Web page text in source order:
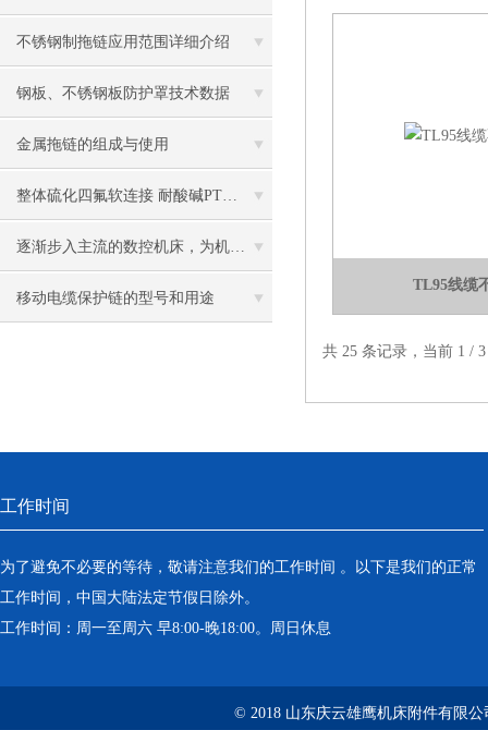
不锈钢制拖链应用范围详细介绍
钢板、不锈钢板防护罩技术数据
金属拖链的组成与使用
整体硫化四氟软连接 耐酸碱PTFE软连接
逐渐步入主流的数控机床，为机床企业带来商机
移动电缆保护链的型号和用途
TL95线缆
共 25 条记录，当前 1
工作时间
为了避免不必要的等待，敬请注意我们的工作时间 。以下是我们的正常
工作时间，中国大陆法定节假日除外。
工作时间：周一至周六 早8:00-晚18:00。周日休息
© 2018 山东庆云雄鹰机床附件有限